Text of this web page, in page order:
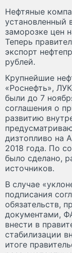
Нефтяные
установленный
заморозке цен
Теперь
экспорт
рублей.
Крупнейшие
«Роснефть»,
были до 7
соглашения о
развитию
дизтопливо на
2018 года. По
было сделано,
источников.
В случае
подписания
обязательств,
документами,
внести в
стабилизации
итоге